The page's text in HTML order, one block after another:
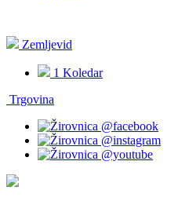
Zemljevid
1 Koledar
Trgovina